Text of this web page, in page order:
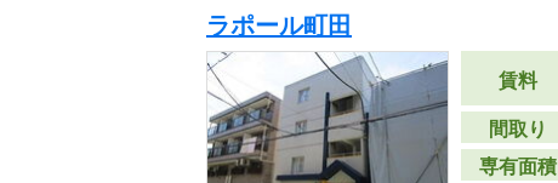
ラポール町田
賃料
間取り
専有面積